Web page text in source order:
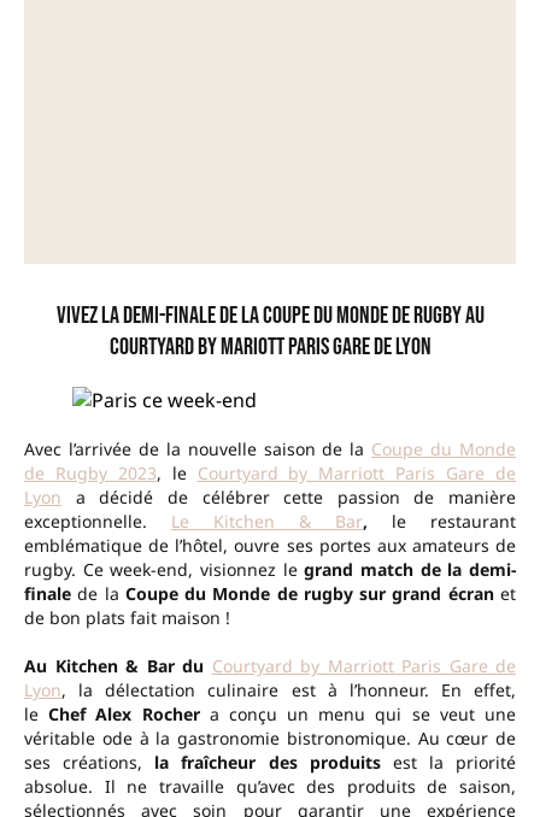
Vivez la demi-finale de la Coupe du Monde de Rugby au
Courtyard by Mariott Paris Gare de Lyon
Avec l’arrivée de la nouvelle saison de la Coupe du Monde
de Rugby 2023, le Courtyard by Marriott Paris Gare de
Lyon a décidé de célébrer cette passion de manière
exceptionnelle. Le Kitchen & Bar, le restaurant
emblématique de l’hôtel, ouvre ses portes aux amateurs de
rugby. Ce week-end, visionnez legrand match de la demi-
finale de la Coupe du Monde de rugby sur grand écranet
de bon plats fait maison !
Au Kitchen & Bar du Courtyard by Marriott Paris Gare de
Lyon, la délectation culinaire est à l’honneur. En effet,
leChef Alex Rochera conçu un menu qui se veut une
véritable ode à la gastronomie bistronomique. Au cœur de
ses créations, la fraîcheur des produitsest la priorité
absolue. Il ne travaille qu’avec des produits de saison,
sélectionnés avec soin pour garantir une expérience